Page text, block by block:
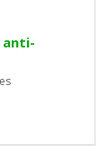
anti-